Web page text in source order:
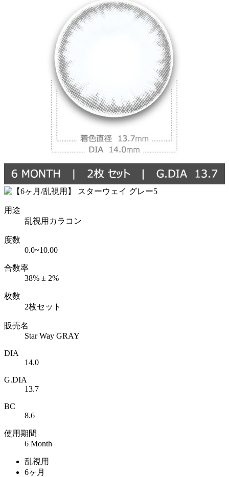
用途
乱視用カラコン
度数
0.0~10.00
合数率
38% ± 2%
枚数
2枚セット
販売名
Star Way GRAY
DIA
14.0
G.DIA
13.7
BC
8.6
使用期間
6 Month
乱視用
6ヶ月